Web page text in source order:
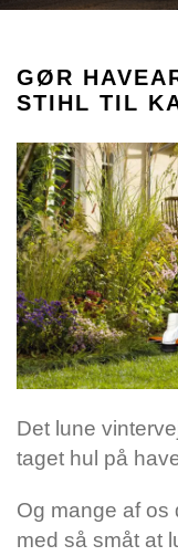
GØR
STIHL TIL
Det lune
taget hul på
Og mange af os
med så småt at